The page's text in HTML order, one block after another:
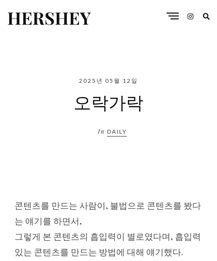
HERSHEY
2025년 05월 12일
오락가락
In DAILY
콘텐츠를 만드는 사람이, 불법으로 콘텐츠를 봤다
는 얘기를 하면서,
그렇게 본 콘텐츠의 흡입력이 별로였다며, 흡입력
있는 콘텐츠를 만드는 방법에 대해 얘기했다.